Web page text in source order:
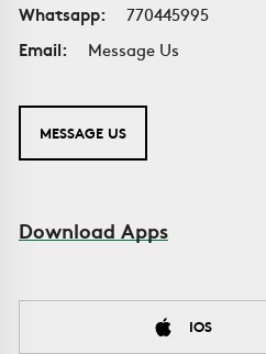
Whatsapp:
770445995
Email:
Message Us
MESSAGE US
Download Apps
IOS